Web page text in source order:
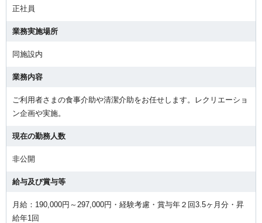
正社員
業務実施場所
同施設内
業務内容
ご利用者さまの食事介助や清潔介助をお任せします。レクリエーショ
ン企画や実施。
現在の勤務人数
非公開
給与及び賞与等
月給：190,000円～297,000円・経験考慮・賞与年２回3.5ヶ月分・昇
給年1回